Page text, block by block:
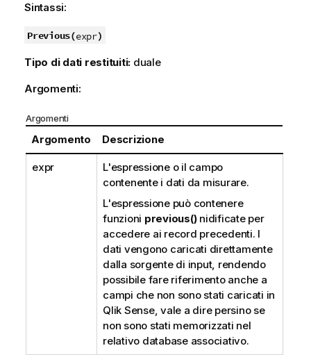
Sintassi:
Previous(expr)
Tipo di dati restituiti: duale
Argomenti:
Argomenti
Argomento Descrizione
expr
L'espressione o il campo
contenente i dati da misurare.
L'espressione può contenere
funzioni previous()nidificate per
accedere ai record precedenti. I
dati vengono caricati direttamente
dalla sorgente di input, rendendo
possibile fare riferimento anche a
campi che non sono stati caricati in
Qlik Sense, vale a dire persino se
non sono stati memorizzati nel
relativo database associativo.